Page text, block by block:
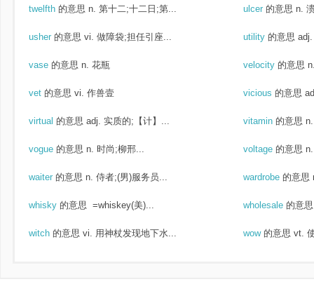
twelfth 的意思 n. 第十二;十二日;第... ulcer 的意思 n.
usher 的意思 vi. 做障袋;担任引座... utility 的意思
vase 的意思 n. 花瓶 velocity 的意思
vet 的意思 vi. 作兽壹 vicious 的意思
virtual 的意思 adj. 实质的;【计】... vitamin 的意思
vogue 的意思 n. 时尚;柳邢... voltage 的意思
waiter 的意思 n. 侍者;(男)服务员... wardrobe 的意思
whisky 的意思 =whiskey(美)... wholesale 的意思
witch 的意思 vi. 用神杖发现地下水... wow 的意思 vt.